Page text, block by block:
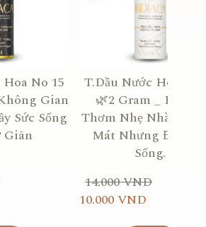
No 15
Gian
Sức Sống
T.Dầu Nước Hoa No
🌿2 Gram _ Hương
Thơm Nhẹ Nhàng,
Mát Nhưng Đầy
Sống.
14.000 VND
10.000 VND